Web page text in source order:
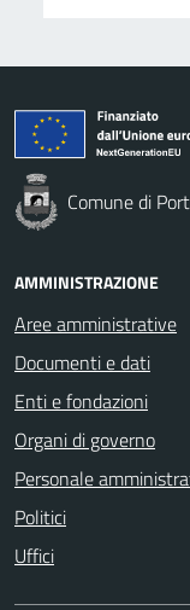
Comune di
AMMINISTRAZIONE
Aree amministrative
Documenti e dati
Enti e fondazioni
Organi di governo
Personale
Politici
Uffici